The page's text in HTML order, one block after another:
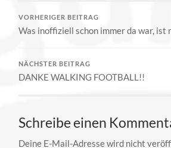
VORHERIGER BEITRAG
Was inoffiziell schon immer da war, ist
NÄCHSTER BEITRAG
DANKE WALKING FOOTBALL!!
Schreibe einen
Deine E-Mail-Adresse wird nicht